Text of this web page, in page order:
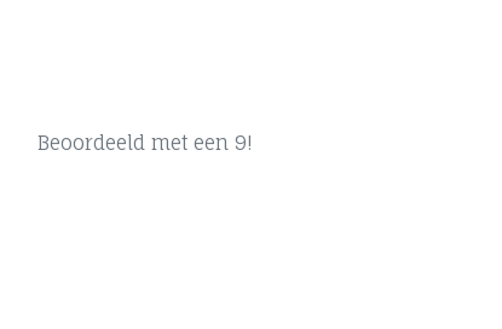
Beoordeeld met een 9!